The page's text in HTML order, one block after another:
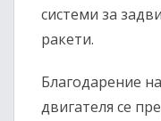
системи за
ракети.
Благодарение
двигателя се